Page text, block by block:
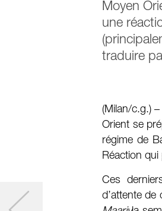
Moyen
une
traduire
(Milan/c.g.)
Orient se
régime de
Réaction qui
Ces
d’attente de